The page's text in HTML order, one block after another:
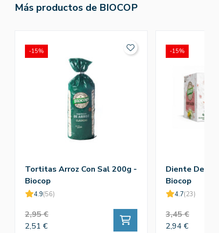
Más productos de BIOCOP
Tortitas Arroz Con Sal 200g -
Biocop
4.9(56)
2,95 €
2,51 €
-15%
Diente De
Biocop
4.7(23)
3,45 €
2,94 €
-15%